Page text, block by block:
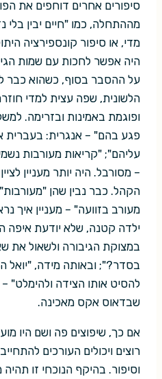
סיפורים אחרים דוחפים את
מההתחלה, כמו "חיים יבין
מדי, או סיפור קונספירציה
היה אפשר לחכות עם שמות
על ההסבר בסוף, כשהוא כבר
הלשונית, שפה עצית למדי
ופוגמת באמינות ובזרימה.
פגע בהם" – אנגרית: בעברית
עליהם"; "קריאות מעורבות
– מסורבל. היה יותר מעניין
הקהל. כבר נבין שהן
מעורב בזוועה" – מעניין איך
ילדה קטנה, שלא יודעת איפה
במצוקת הגיבורה ולשאול את
בסדר?"; ובאותה מידה, "יואל
להסיט אותו הצידה ולהימלט"
שבדאוס אקס מאכינה.
אם כך, שיפוצים פה ושם היו
רוצים ויכולים העורכים
וסיפור. בהיקף הנוכחי זו